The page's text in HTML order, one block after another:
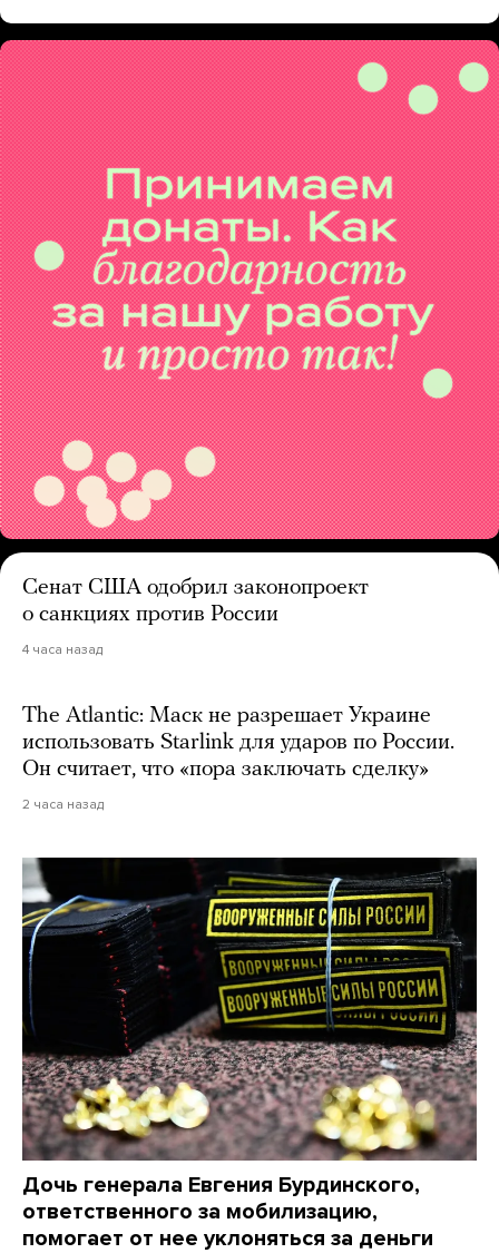
Сенат США одобрил законопроект
о санкциях против России
4 часа назад
The Atlantic: Маск не разрешает Украине
использовать Starlink для ударов по России.
Он считает, что «пора заключать сделку»
2 часа назад
Дочь генерала Евгения Бурдинского,
ответственного за мобилизацию,
помогает от нее уклоняться за деньги